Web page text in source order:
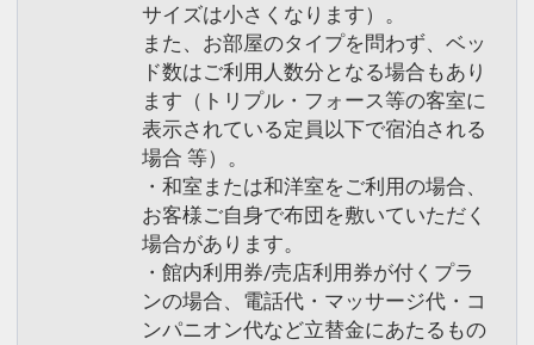
サイズは小さくなります）。
また、お部屋のタイプを問わず、ベッ
ド数はご利用人数分となる場合もあり
ます（トリプル・フォース等の客室に
表示されている定員以下で宿泊される
場合 等）。
・和室または和洋室をご利用の場合、
お客様ご自身で布団を敷いていただく
場合があります。
・館内利用券/売店利用券が付くプラ
ンの場合、電話代・マッサージ代・コ
ンパニオン代など立替金にあたるもの